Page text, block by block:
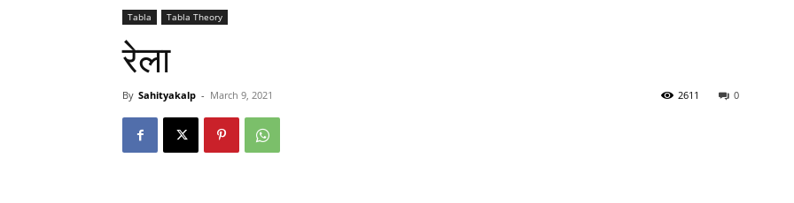
Tabla Tabla Theory
रेला
By Sahityakalp - March 9, 2021 0
2611